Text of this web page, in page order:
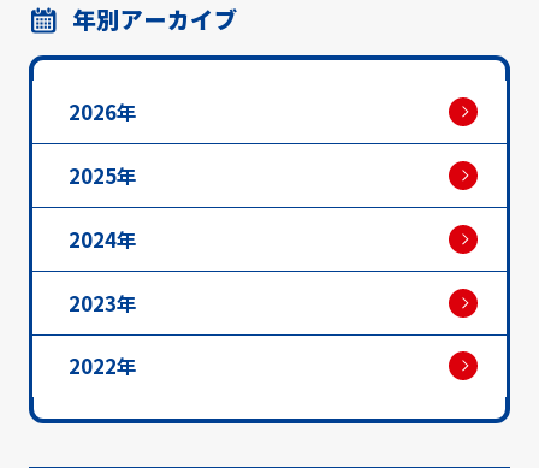
年別アーカイブ
2026年
2025年
2024年
2023年
2022年